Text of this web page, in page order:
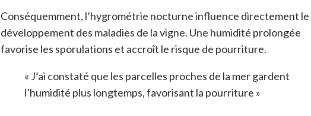
Conséquemment, l’hygrométrie nocturne influence directement le
développement des maladies de la vigne. Une humidité prolongée
favorise les sporulations et accroît le risque de pourriture.
« J’ai constaté que les parcelles proches de la mer gardent
l’humidité plus longtemps, favorisant la pourriture »